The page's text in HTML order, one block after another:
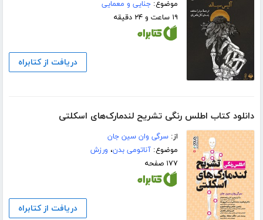
موضوع:جنایی و معمایی
۱۹ ساعت و ۲۴ دقیقه
دریافت از کتابراه
دانلود کتاب اطلس رنگی تشریح لندمارک‌های اسکلتی
از:سرگی وان سین جان
موضوع:آناتومی بدن، ورزش
۱۷۷ صفحه
دریافت از کتابراه